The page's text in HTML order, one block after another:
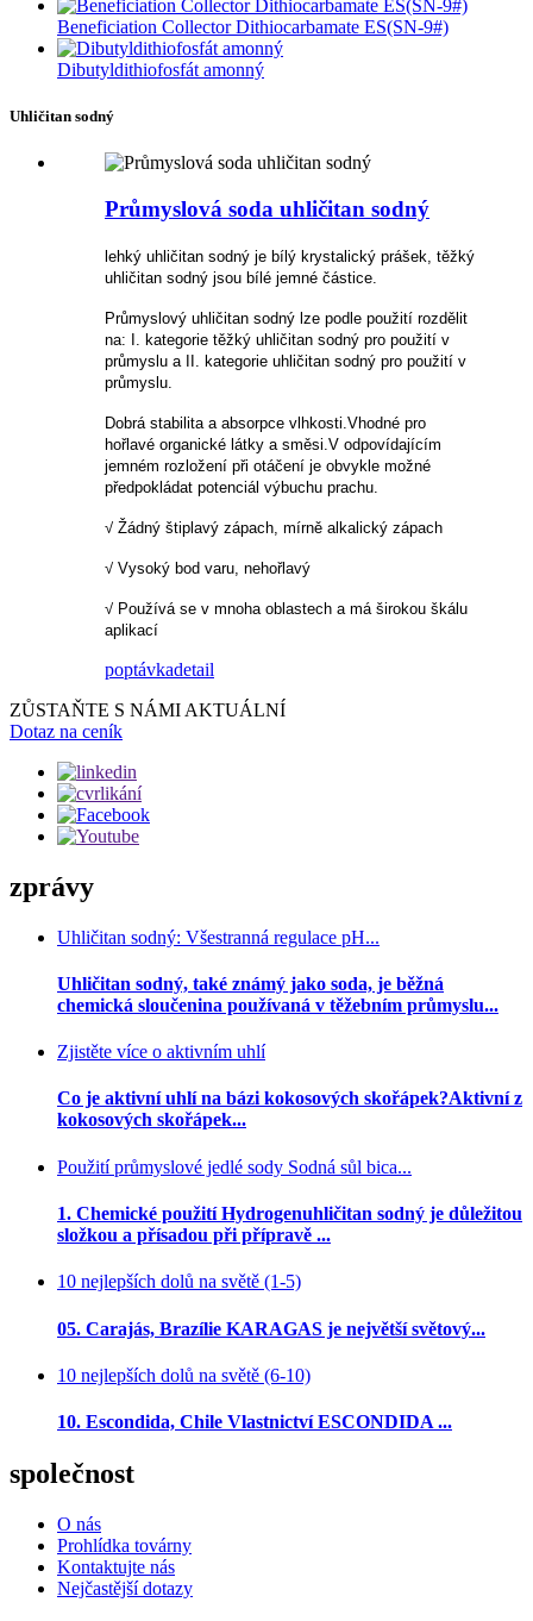
Beneficiation Collector Dithiocarbamate ES(SN-9#)
Dibutyldithiofosfát amonný
Uhličitan sodný
Průmyslová soda uhličitan sodný
lehký uhličitan sodný je bílý krystalický prášek, těžký
uhličitan sodný jsou bílé jemné částice.
Průmyslový uhličitan sodný lze podle použití rozdělit
na: I. kategorie těžký uhličitan sodný pro použití v
průmyslu a II. kategorie uhličitan sodný pro použití v
průmyslu.
Dobrá stabilita a absorpce vlhkosti.Vhodné pro
hořlavé organické látky a směsi.V odpovídajícím
jemném rozložení při otáčení je obvykle možné
předpokládat potenciál výbuchu prachu.
√ Žádný štiplavý zápach, mírně alkalický zápach
√ Vysoký bod varu, nehořlavý
√ Používá se v mnoha oblastech a má širokou škálu
aplikací
poptávkadetail
ZŮSTAŇTE S NÁMI AKTUÁLNÍ
Dotaz na ceník
zprávy
Uhličitan sodný: Všestranná regulace pH...
Uhličitan sodný, také známý jako soda, je běžná
chemická sloučenina používaná v těžebním průmyslu...
Zjistěte více o aktivním uhlí
Co je aktivní uhlí na bázi kokosových skořápek?Aktivní z
kokosových skořápek...
Použití průmyslové jedlé sody Sodná sůl bica...
1. Chemické použití Hydrogenuhličitan sodný je důležitou
složkou a přísadou při přípravě ...
10 nejlepších dolů na světě (1-5)
05. Carajás, Brazílie KARAGAS je největší světový...
10 nejlepších dolů na světě (6-10)
10. Escondida, Chile Vlastnictví ESCONDIDA ...
společnost
O nás
Prohlídka továrny
Kontaktujte nás
Nejčastější dotazy